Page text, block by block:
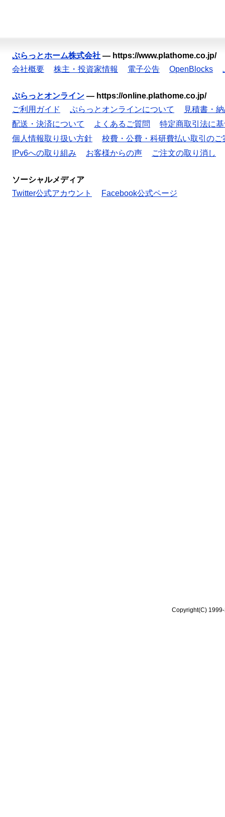
ぷらっとホーム株式会社 — https://www.plathome.co.jp/
会社概要
株主・投資家情報 電子公告 OpenBlocks
ぷらっとオンライン — https://online.plathome.co.jp/
ご利用ガイド
ぷらっとオンラインについて
見積書・
配送・決済について
よくあるご質問
特定商取引法に
個人情報取り扱い方針
校費・公費・科研費払い取引のご
IPv6への取り組み
お客様からの声 ご注文の取り消し
ソーシャルメディア
Twitter公式アカウント
Facebook公式ページ
Copyright(C)